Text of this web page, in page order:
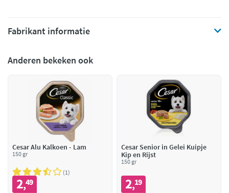
Fabrikant informatie
Anderen bekeken ook
Cesar Alu Kalkoen - Lam
150 gr
1
2,49
Cesar Senior in Gelei Kuipje
Kip en Rijst
150 gr
2,19